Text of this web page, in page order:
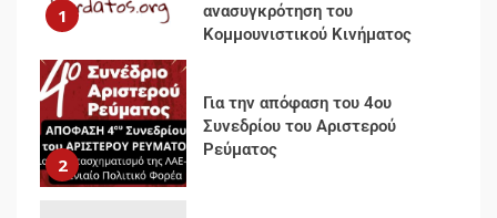
1
ανασυγκρότηση του
Κομμουνιστικού Κινήματος
2
Για την απόφαση του 4ου
Συνεδρίου του Αριστερού
Ρεύματος